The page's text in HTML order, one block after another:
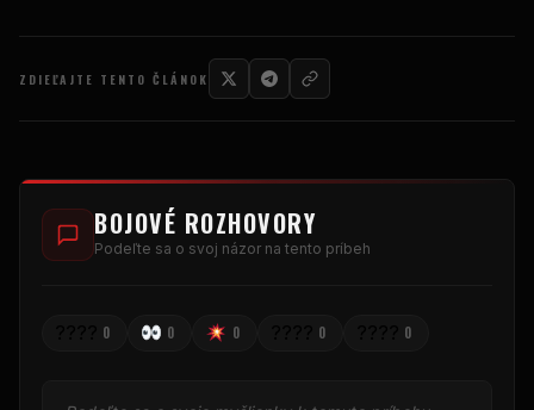
ZDIEĽAJTE TENTO ČLÁNOK
BOJOVÉ ROZHOVORY
Podeľte sa o svoj názor na tento príbeh
0 0 0 0 0